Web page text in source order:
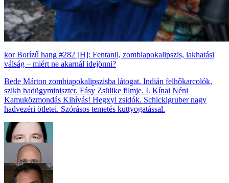
Borízű hang #282 [H]: Fentanil, zombiapokalipszis, lakhatási
válság – miért ne akarnál idejönni?
Bede Márton zombiapokalipszisba látogat. Indián felhőkarcolók,
szikh hadügyminiszter. Fásy Zsülike filmje. I. Kínai Néni
Kamuközmondás Kihívás! Hegxyi zsidók. Schicklgruber nagy
hadvezéri ötletei. Szórásos temetés kuttyogatással.